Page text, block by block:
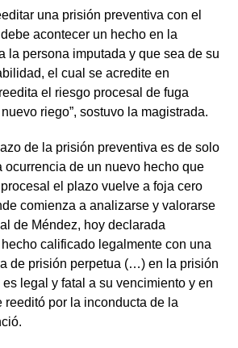
una prisión preventiva con el
acontecer un hecho en la
la persona imputada y que sea de su
el cual se acredite en
el riesgo procesal de fuga
riego”, sostuvo la magistrada.
de la prisión preventiva es de solo
ocurrencia de un nuevo hecho que
el plazo vuelve a foja cero
comienza a analizarse y valorarse
de Méndez, hoy declarada
calificado legalmente con una
de prisión perpetua (…) en la prisión
legal y fatal a su vencimiento y en
reeditó por la inconducta de la